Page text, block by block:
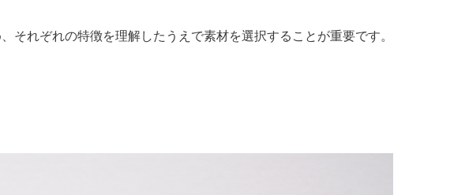
れぞれの特徴を理解したうえで素材を選択することが重要です。